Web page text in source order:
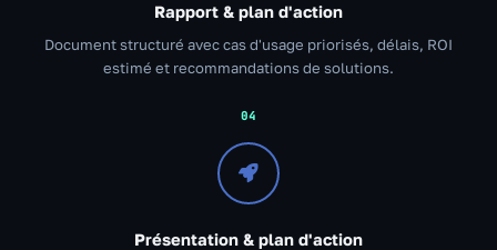
Rapport & plan d'action
Document structuré avec cas d'usage priorisés, délais, ROI
estimé et recommandations de solutions.
04
Présentation & plan d'action